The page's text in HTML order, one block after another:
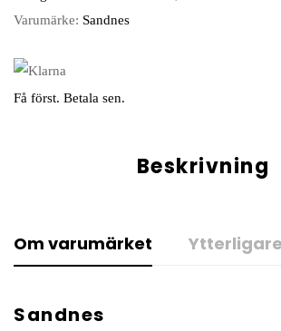
Varumärke: Sandnes
Få först. Betala sen.
Beskrivning
Om varumärket
Sandnes